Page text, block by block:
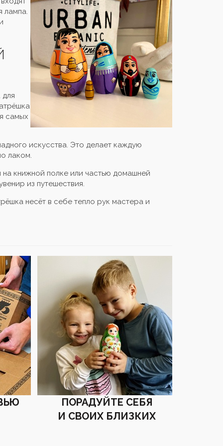
лампа.
самых
искусства. Это делает каждую
лаком.
книжной полке или частью домашней
из путешествия.
несёт в себе тепло рук мастера и
ПОРАДУЙТЕ СЕБЯ
И СВОИХ БЛИЗКИХ